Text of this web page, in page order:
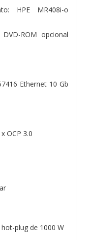
HPE MR408i-o
ROM opcional
Ethernet 10 Gb
OCP 3.0
plug de 1000 W